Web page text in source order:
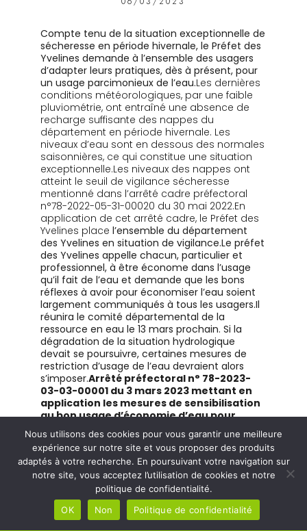
Compte tenu de la situation exceptionnelle de
sécheresse en période hivernale, le Préfet des
Yvelines demande à l’ensemble des usagers
d’adapter leurs pratiques, dès à présent, pour
un usage parcimonieux de l’eau.Les dernières
conditions météorologiques, par une faible
pluviométrie, ont entraîné une absence de
recharge suffisante des nappes du
département en période hivernale. Les
niveaux d’eau sont en dessous des normales
saisonnières, ce qui constitue une situation
exceptionnelle.Les niveaux des nappes ont
atteint le seuil de vigilance sécheresse
mentionné dans l’arrêté cadre préfectoral
n°78-2022-05-31-00020 du 30 mai 2022.En
application de cet arrêté cadre, le Préfet des
Yvelines place l’ensemble du département
des Yvelines en situation de vigilance.Le préfet
des Yvelines appelle chacun, particulier et
professionnel,à être économe dans l’usage
qu’il fait de l’eau et demande que les bons
réflexes à avoir pour économiser l’eau soient
largement communiqués à tous les usagers.Il
réunira le comité départemental de la
ressource en eau le 13 mars prochain. Si la
dégradation de la situation hydrologique
devait se poursuivre, certaines mesures de
restriction d’usage de l’eau devraient alors
s’imposer.Arrêté préfectoral n° 78-2023-
03-03-00001 du 3 mars 2023 mettant en
application les mesures de sensibilisation
au bon usage d’économie d’eau pour
l’ensemble du département des Yvelines
en situation de Vigilance
MAIRIE DE
MÉRÉ
HORAIRES DE
LA MAIRIE
Nous utilisons des cookies pour vous garantir une meilleure
expérience sur notre site et vous proposer des produits
adaptés à votre recherche. En poursuivant votre navigation sur
notre site, vous acceptez l’utilisation de cookies et notre
politique de confidentialité.
OK
Non Politique de confidentialité